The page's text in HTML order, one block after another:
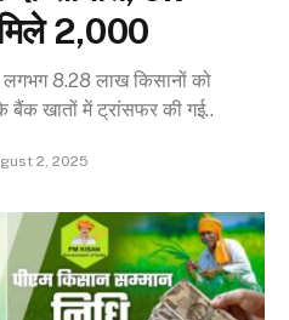
₹2,000
8.28 लाख किसानों को
बैंक खातों में ट्रांसफर की गई..
2, 2025